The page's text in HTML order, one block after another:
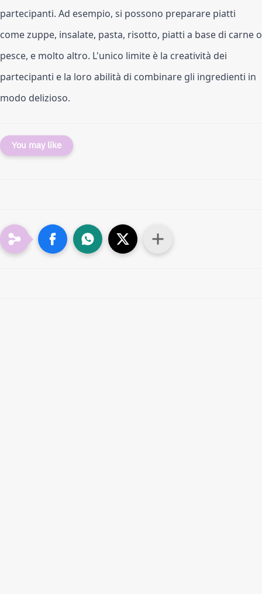
partecipanti. Ad esempio, si possono preparare piatti
come zuppe, insalate, pasta, risotto, piatti a base di carne o
pesce, e molto altro. L'unico limite è la creatività dei
partecipanti e la loro abilità di combinare gli ingredienti in
modo delizioso.
You may like